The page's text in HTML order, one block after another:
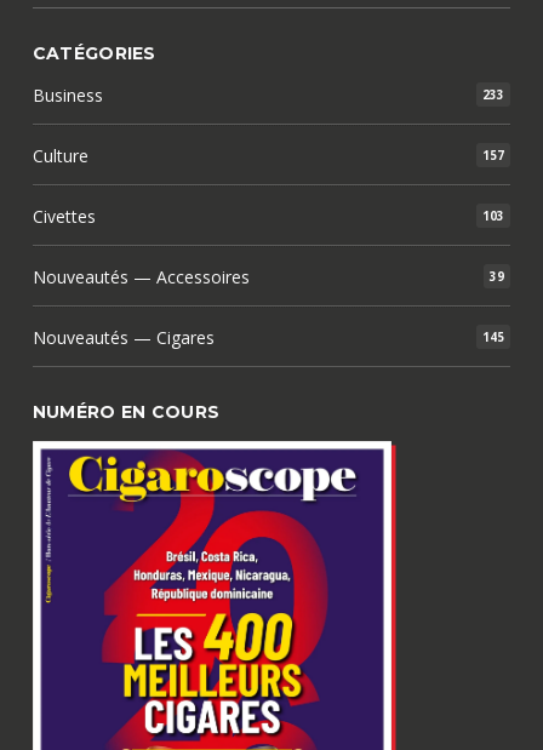
CATÉGORIES
Business 233
Culture 157
Civettes 103
Nouveautés — Accessoires 39
Nouveautés — Cigares 145
NUMÉRO EN COURS